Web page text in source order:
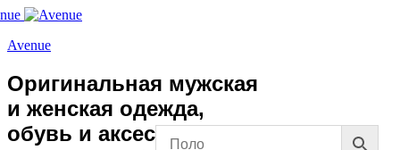
Avenue
Оригинальная мужская
и женская одежда,
обувь и аксессуары